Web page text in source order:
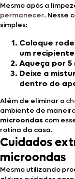
Mesmo após a
permanecer. Nesse
simples:
Coloque
um
Aqueça por
Deixe a
dentro do
Além de eliminar o
ambiente de
microondas com
rotina da casa.
Cuidados
microondas
Mesmo utilizando